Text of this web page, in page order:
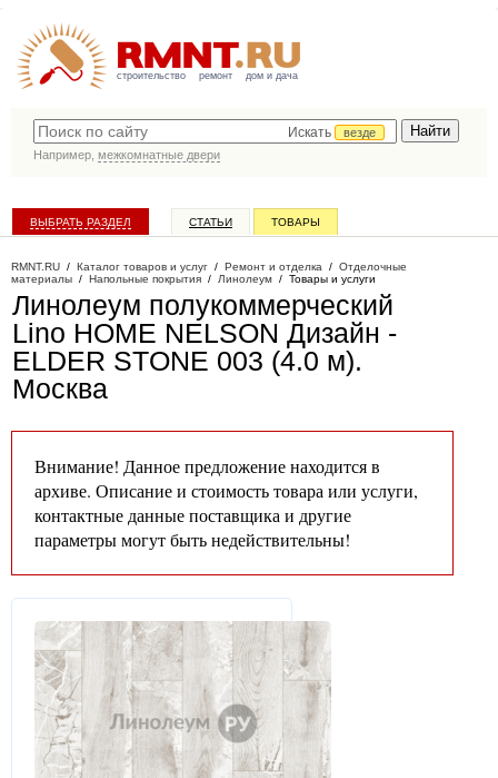
строительство ремонт дом и дача
Искать
везде
Например, межкомнатные двери
ВЫБРАТЬ РАЗДЕЛ СТАТЬИ ТОВАРЫ
RMNT.RU / Каталог товаров и услуг / Ремонт и отделка / Отделочные
материалы / Напольные покрытия / Линолеум / Товары и услуги
Линолеум полукоммерческий
Lino HOME NELSON Дизайн -
ELDER STONE 003 (4.0 м).
Москва
Внимание! Данное предложение находится в
архиве. Описание и стоимость товара или услуги,
контактные данные поставщика и другие
параметры могут быть недействительны!